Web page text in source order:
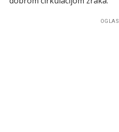
OGLAS